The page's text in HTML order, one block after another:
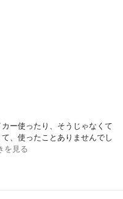
ー使ったり、そうじゃなくて
、使ったことありませんでし
を見る